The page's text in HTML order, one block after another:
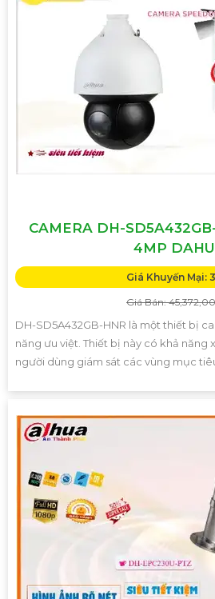
CAMERA DH-
4MP
Giá Khuyến Mại:
Giá Bán:
DH-SD5A432GB-HNR là một thiết bị
năng ưu việt. Thiết bị này có khả năng
người dùng giám sát các vùng mục